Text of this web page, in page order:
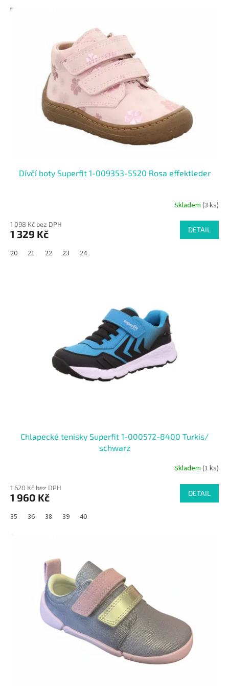
nV
Dívčí boty Superfit 1-009353-5520 Rosa effektleder
Skladem (3 ks)
1 098 Kč bez DPH
1 329 Kč DETAIL
20 21 22 23 24
Chlapecké tenisky Superfit 1-000572-8400 Turkis/
schwarz
Skladem (1 ks)
1 620 Kč bez DPH
1 960 Kč DETAIL
35 36 38 39 40